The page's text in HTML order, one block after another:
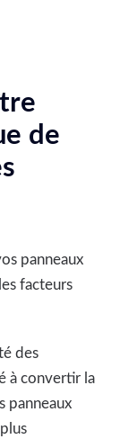
de
panneaux
facteurs
des
à convertir la
panneaux